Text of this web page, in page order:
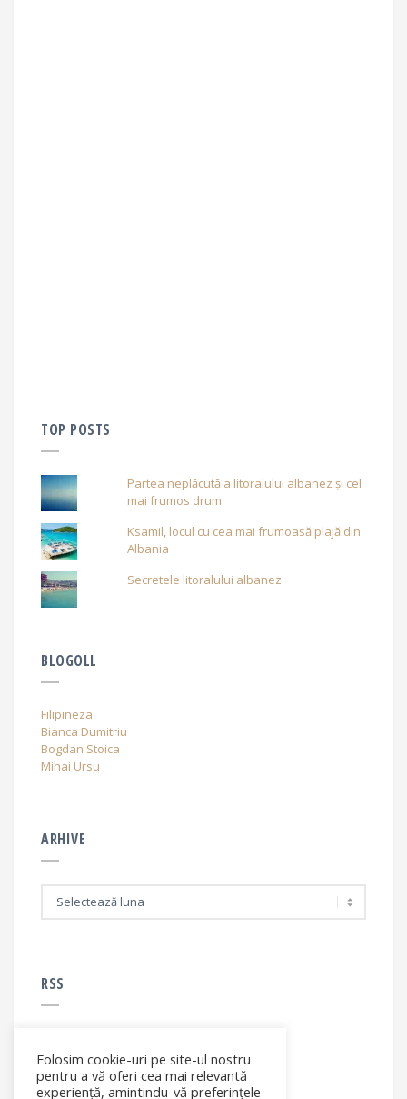
TOP POSTS
Partea neplăcută a litoralului albanez și cel
mai frumos drum
Ksamil, locul cu cea mai frumoasă plajă din
Albania
Secretele litoralului albanez
BLOGOLL
Filipineza
Bianca Dumitriu
Bogdan Stoica
Mihai Ursu
ARHIVE
RSS
RSS - articole
Folosim cookie-uri pe site-ul nostru
pentru a vă oferi cea mai relevantă
experiență, amintindu-vă preferințele